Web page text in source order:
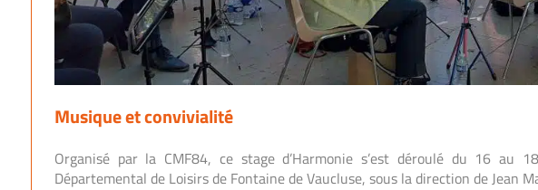
Musique et convivialité
Organisé par la CMF84, ce stage d’Harmonie s’est déroulé du 16 au
Départemental de Loisirs de Fontaine de Vaucluse, sous la direction de Jean